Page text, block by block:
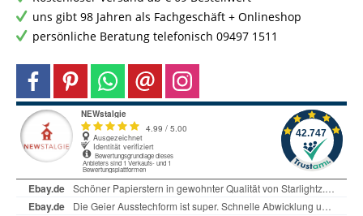
uns gibt 98 Jahren als Fachgeschäft + Onlineshop
persönliche Beratung telefonisch 09497 1511